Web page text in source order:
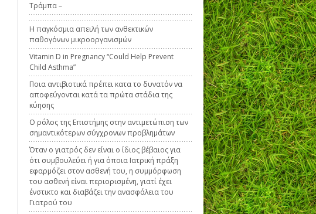
Τράμπα –
Η παγκόσμια απειλή των ανθεκτικών
παθογόνων μικροοργανισμών
Vitamin D in Pregnancy “Could Help Prevent
Child Asthma”
Ποια αντιβιοτικά πρέπει κατα το δυνατόν να
αποφεύγονται κατά τα πρώτα στάδια της
κύησης
Ο ρόλος της Επιστήμης στην αντιμετώπιση των
σημαντικότερων σύγχρονων προβλημάτων
Όταν ο γιατρός δεν είναι ο ίδιος βέβαιος για
ότι συμβουλεύει ή για όποια Ιατρική πράξη
εφαρμόζει στον ασθενή του, η συμμόρφωση
του ασθενή είναι περιορισμένη, γιατί έχει
ένστικτο και διαβάζει την ανασφάλεια του
Γιατρού του